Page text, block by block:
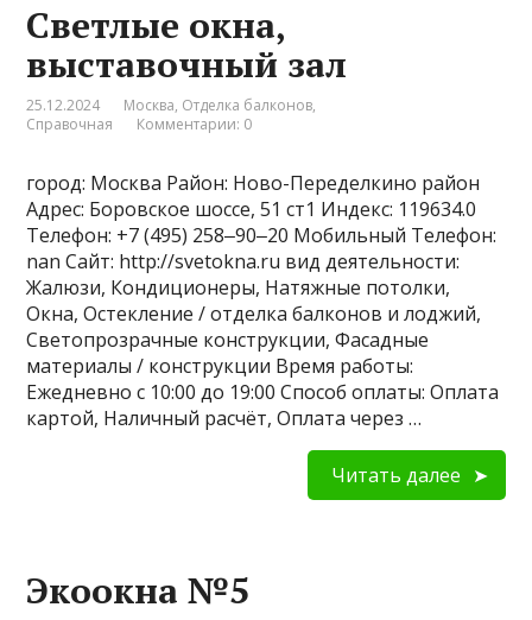
Светлые окна,
выставочный зал
25.12.2024 Москва, Отделка балконов,
Справочная
Комментарии: 0
город: Москва Район: Ново-Переделкино район
Адрес: Боровское шоссе, 51 ст1 Индекс: 119634.0
Телефон: +7 (495) 258‒90‒20 Мобильный Телефон:
nan Сайт: http://svetokna.ru вид деятельности:
Жалюзи, Кондиционеры, Натяжные потолки,
Окна, Остекление / отделка балконов и лоджий,
Светопрозрачные конструкции, Фасадные
материалы / конструкции Время работы:
Ежедневно с 10:00 до 19:00 Способ оплаты: Оплата
картой, Наличный расчёт, Оплата через …
Читать далее
Экоокна №5